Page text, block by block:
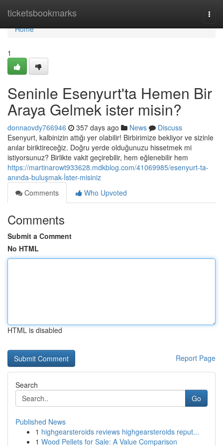
ticketsbookmarks
Home
Home
1
Seninle Esenyurt'ta Hemen Bir
Araya Gelmek ister misin?
donnaovdy766946 357 days ago News
Discuss
Esenyurt, kalbinizin attığı yer olabilir! Birbirimize bekliyor ve sizinle
anılar biriktireceğiz. Doğru yerde olduğunuzu hissetmek mi
istiyorsunuz? Birlikte vakit geçirebilir, hem eğlenebilir hem
https://martinarowt933628.mdkblog.com/41069985/esenyurt-ta-
anında-buluşmak-İster-misiniz
Comments
Who Upvoted
Comments
Submit a Comment
No HTML
HTML is disabled
Report Page
Search
Go
Published News
1 highgearsteroids reviews highgearsteroids reput...
1 Wood Pellets for Sale: A Value Comparison